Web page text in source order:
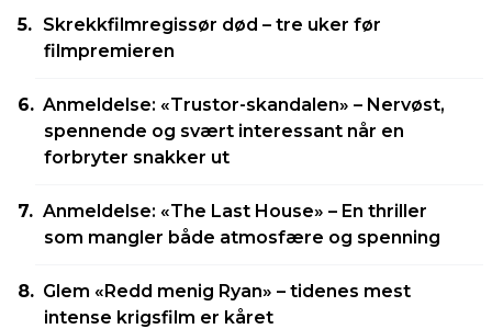
Skrekkfilmregissør død – tre uker før
filmpremieren
Anmeldelse: «Trustor-skandalen» – Nervøst,
spennende og svært interessant når en
forbryter snakker ut
Anmeldelse: «The Last House» – En thriller
som mangler både atmosfære og spenning
Glem «Redd menig Ryan» – tidenes mest
intense krigsfilm er kåret